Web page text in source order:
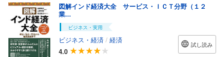
図解インド経済大全 サービス・ＩＣＴ分野（１２
業...
ビジネス・実用
ビジネス・経済 / 経済
4.0
試し読み